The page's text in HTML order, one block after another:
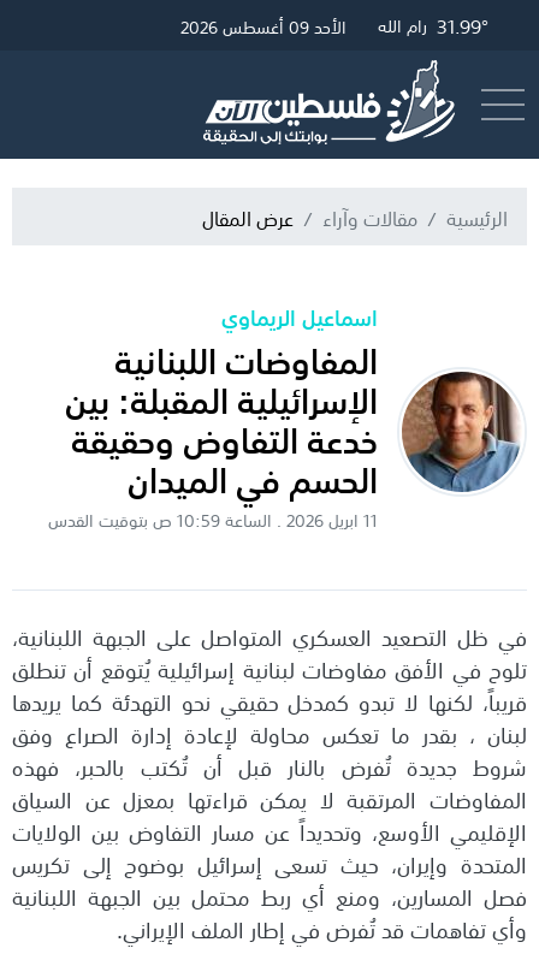
34.42° غزة 32.79° القدس 31.99° رام الله الأحد 09 أغسطس 2026
الرئيسية مقالات وآراء عرض المقال
اسماعيل الريماوي
المفاوضات اللبنانية
الإسرائيلية المقبلة: بين
خدعة التفاوض وحقيقة
الحسم في الميدان
11 ابريل 2026 . الساعة 10:59 ص بتوقيت القدس
في ظل التصعيد العسكري المتواصل على الجبهة اللبنانية،
تلوح في الأفق مفاوضات لبنانية إسرائيلية يُتوقع أن تنطلق
قريباً، لكنها لا تبدو كمدخل حقيقي نحو التهدئة كما يريدها
لبنان ، بقدر ما تعكس محاولة لإعادة إدارة الصراع وفق
شروط جديدة تُفرض بالنار قبل أن تُكتب بالحبر، فهذه
المفاوضات المرتقبة لا يمكن قراءتها بمعزل عن السياق
الإقليمي الأوسع، وتحديداً عن مسار التفاوض بين الولايات
المتحدة وإيران، حيث تسعى إسرائيل بوضوح إلى تكريس
فصل المسارين، ومنع أي ربط محتمل بين الجبهة اللبنانية
وأي تفاهمات قد تُفرض في إطار الملف الإيراني.